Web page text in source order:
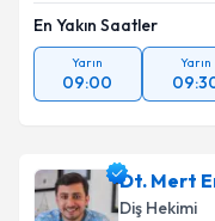
En Yakın Saatler
Yarın
09:00
Yarın
Dt. Mert
Diş Hekimi